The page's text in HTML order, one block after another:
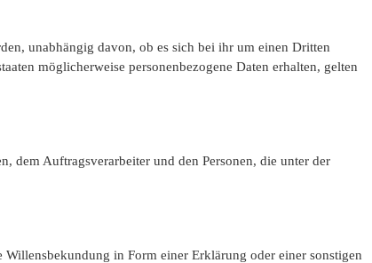
unabhängig davon, ob es sich bei ihr um einen Dritten
möglicherweise personenbezogene Daten erhalten, gelten
dem Auftragsverarbeiter und den Personen, die unter der
in Form einer Erklärung oder einer sonstigen